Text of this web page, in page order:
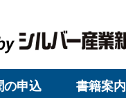
の申込 書籍案内